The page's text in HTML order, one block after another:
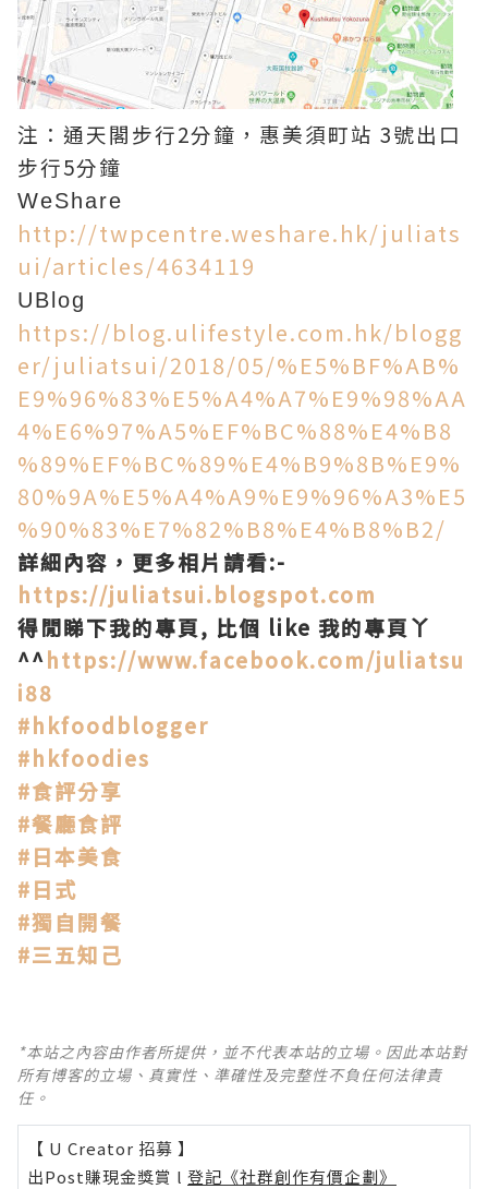
注：通天閣步行2分鐘，惠美須町站 3號出口
步行5分鐘
WeShare
http://twpcentre.weshare.hk/juliats
ui/articles/4634119
UBlog
https://blog.ulifestyle.com.hk/blogg
er/juliatsui/2018/05/%E5%BF%AB%
E9%96%83%E5%A4%A7%E9%98%AA
4%E6%97%A5%EF%BC%88%E4%B8
%89%EF%BC%89%E4%B9%8B%E9%
80%9A%E5%A4%A9%E9%96%A3%E5
%90%83%E7%82%B8%E4%B8%B2/
詳細內容，更多相片請看:-
https://juliatsui.blogspot.com
得閒睇下我的專頁, 比個 like 我的專頁丫
^^https://www.facebook.com/juliatsu
i88
#hkfoodblogger
#hkfoodies
#食評分享
#餐廳食評
#日本美食
#日式
#獨自開餐
#三五知己
*本站之內容由作者所提供，並不代表本站的立場。因此本站對
所有博客的立場、真實性、準確性及完整性不負任何法律責
任。
【 U Creator 招募 】
出Post賺現金獎賞 l 登記《社群創作有價企劃》